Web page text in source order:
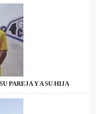
PAREJA Y A SU HIJA